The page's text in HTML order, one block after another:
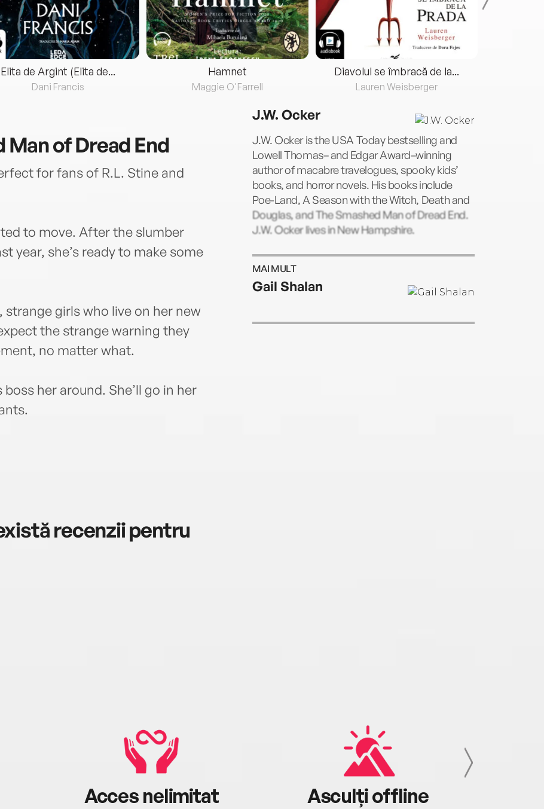
Elita de Argint (Elita de...
Dani Francis
Hamnet
Maggie O'Farrell
Diavolul se îmbracă de la...
Lauren Weisberger
Man of Dread End
for fans of R.L. Stine and
to move. After the slumber
year, she’s ready to make some
strange girls who live on her new
the strange warning they
no matter what.
her around. She’ll go in her
recenzii pentru
J.W. Ocker
J.W. Ocker is the USA Today bestselling and
Lowell Thomas– and Edgar Award–winning
author of macabre travelogues, spooky kids’
books, and horror novels. His books include
Poe-Land, A Season with the Witch, Death and
Douglas, and The Smashed Man of Dread End.
J.W. Ocker lives in New Hampshire.
MAI MULT
Gail Shalan
Acces nelimitat Asculți offline